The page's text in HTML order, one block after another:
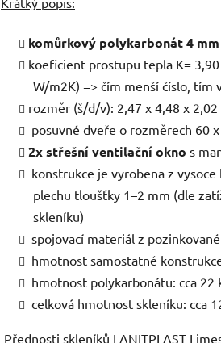
komůrkový polykarbonát 4 mm
koeficient prostupu tepla K=
W/m2K) => čím menší číslo, tím
rozměr (š/d/v): 2,47 x 4,48 x 2,02
posuvné dveře o rozměrech 60
2x střešní ventilační okno s
konstrukce je vyrobena z
plechu tloušťky 1–2 mm (dle
skleníku)
spojovací materiál z
hmotnost samostatné
hmotnost polykarbonátu: cca 22
celková hmotnost skleníku: cca
Přednosti skleníků LANITPLAST